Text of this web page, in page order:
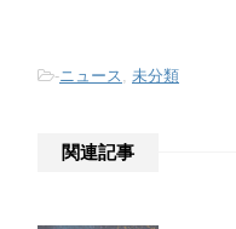
-ニュース, 未分類
関連記事